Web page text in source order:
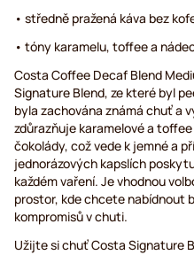
• středně pražená káva bez
• tóny karamelu, toffee a
Costa Coffee Decaf Blend
Signature Blend, ze které byl
byla zachována známá chuť a
zdůrazňuje karamelové a
čokolády, což vede k jemné a
jednorázových kapslích
každém vaření. Je vhodnou
prostor, kde chcete nabídnout
kompromisů v chuti.
Užijte si chuť Costa Signature